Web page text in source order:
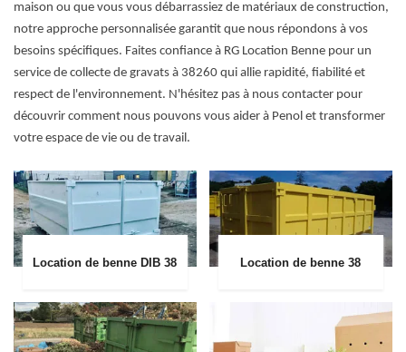
maison ou que vous vous débarrassiez de matériaux de construction,
notre approche personnalisée garantit que nous répondons à vos
besoins spécifiques. Faites confiance à RG Location Benne pour un
service de collecte de gravats à 38260 qui allie rapidité, fiabilité et
respect de l'environnement. N'hésitez pas à nous contacter pour
découvrir comment nous pouvons vous aider à Penol et transformer
votre espace de vie ou de travail.
Location de benne DIB 38 Location de benne 38